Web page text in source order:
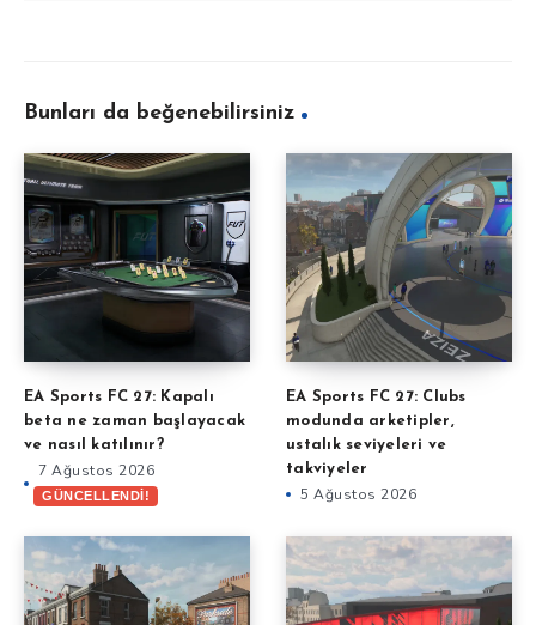
Bunları da beğenebilirsiniz
EA Sports FC 27: Kapalı
beta ne zaman başlayacak
ve nasıl katılınır?
7 Ağustos 2026
GÜNCELLENDİ!
EA Sports FC 27: Clubs
modunda arketipler,
ustalık seviyeleri ve
takviyeler
5 Ağustos 2026